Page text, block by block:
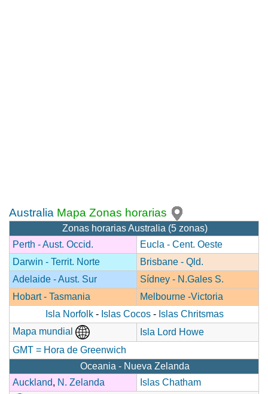
Australia Mapa Zonas horarias
Zonas horarias Australia (5 zonas)
Perth - Aust. Occid.
Eucla - Cent. Oeste
Darwin - Territ. Norte
Brisbane - Qld.
Adelaide - Aust. Sur
Sídney - N.Gales S.
Hobart - Tasmania
Melbourne -Victoria
Isla Norfolk - Islas Cocos - Islas Chritsmas
Mapa mundial
Isla Lord Howe
GMT = Hora de Greenwich
Oceania - Nueva Zelanda
Auckland, N. Zelanda
Islas Chatham